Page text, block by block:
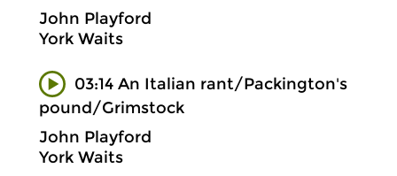
John Playford
York Waits
03:14 An Italian rant/Packington's
pound/Grimstock
John Playford
York Waits